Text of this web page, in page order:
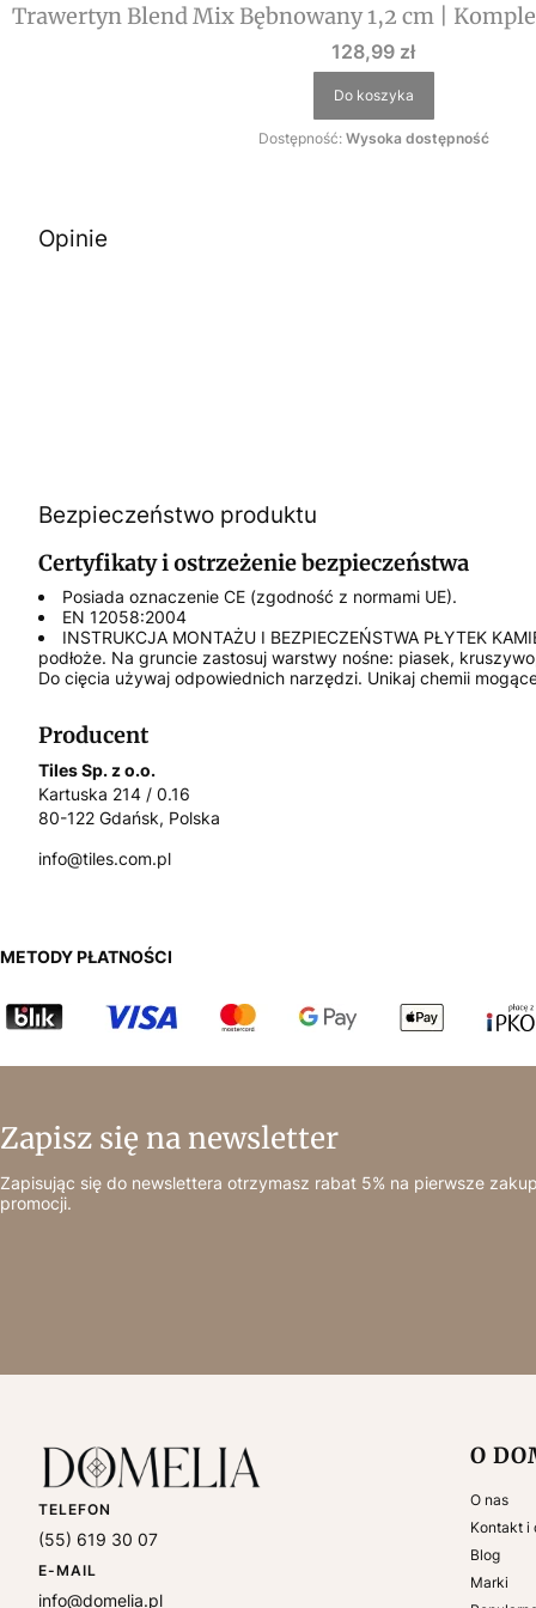
Trawertyn Blend Mix Bębnowany 1,2 cm |
Cena
128,99 zł
Do koszyka
Dostępność: Wysoka dostępność
Opinie
Bezpieczeństwo produktu
Certyfikaty i ostrzeżenie bezpieczeństwa
Posiada oznaczenie CE (zgodność z normami UE).
EN 12058:2004
INSTRUKCJA MONTAŻU I BEZPIECZEŃSTWA PŁYTEK
podłoże. Na gruncie zastosuj warstwy nośne: piasek,
Do cięcia używaj odpowiednich narzędzi. Unikaj chemii
Producent
Tiles Sp. z o.o.
Kartuska 214 / 0.16
80-122 Gdańsk, Polska
info@tiles.com.pl
METODY PŁATNOŚCI
Zapisz się na newsletter
Zapisując się do newslettera otrzymasz rabat 5% na pierwsze
promocji.
TELEFON
(55) 619 30 07
E-MAIL
info@domelia.pl
Linki
O
O nas
Kontakt i
Blog
Marki